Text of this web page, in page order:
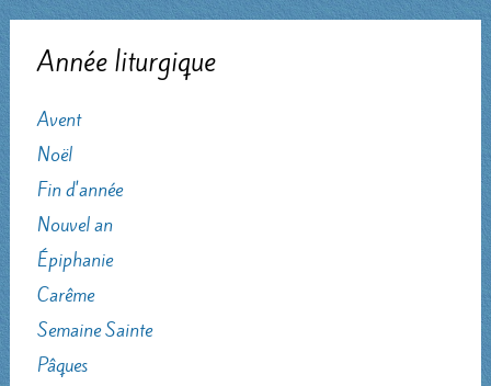
Année liturgique
Avent
Noël
Fin d'année
Nouvel an
Épiphanie
Carême
Semaine Sainte
Pâques